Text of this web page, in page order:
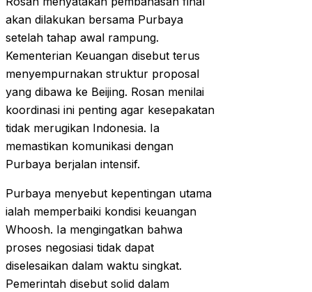
akan dilakukan bersama Purbaya
setelah tahap awal rampung.
Kementerian Keuangan disebut terus
menyempurnakan struktur proposal
yang dibawa ke Beijing. Rosan menilai
koordinasi ini penting agar kesepakatan
tidak merugikan Indonesia. Ia
memastikan komunikasi dengan
Purbaya berjalan intensif.
Purbaya menyebut kepentingan utama
ialah memperbaiki kondisi keuangan
Whoosh. Ia mengingatkan bahwa
proses negosiasi tidak dapat
diselesaikan dalam waktu singkat.
Pemerintah disebut solid dalam